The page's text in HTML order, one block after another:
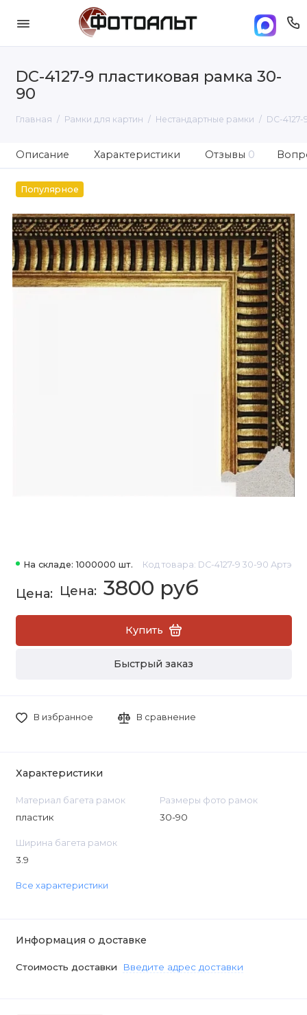
DC-4127-9 пластиковая рамка 30-
90
Главная Рамки для картин Нестандартные рамки DC-
Описание Характеристики Отзывы 0
Популярное
На складе: 1000000 шт. Код товара: DC-4127-9 30-90 Артэ
3800 руб
Купить
Быстрый заказ
В избранное В сравнение
Характеристики
Материал багета рамок
пластик
Размеры фото рамок
30-90
Ширина багета рамок
3.9
Все характеристики
Информация о доставке
Стоимость доставки Введите адрес доставки